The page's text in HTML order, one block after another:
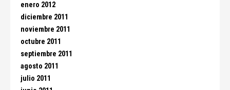
enero 2012
diciembre 2011
noviembre 2011
octubre 2011
septiembre 2011
agosto 2011
julio 2011